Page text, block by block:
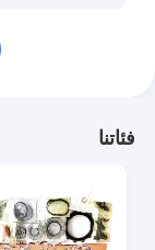
فئاتنا